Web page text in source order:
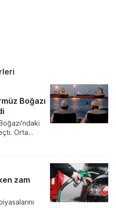
Boğazı
Orta
ve
zam